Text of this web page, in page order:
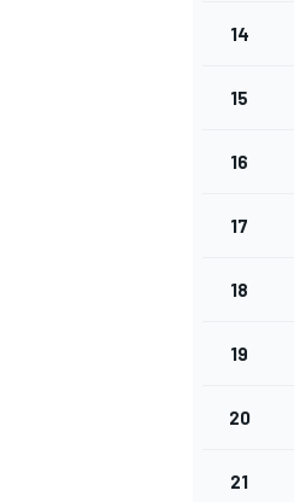
14
15
16
17
18
19
20
21